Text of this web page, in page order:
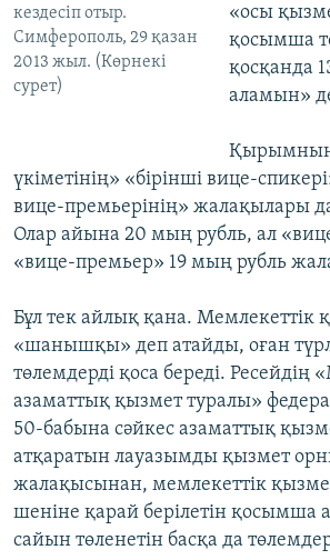
кездесіп отыр.
Симферополь, 29 қазан
2013 жыл. (Көрнекі
сурет)
«осы
қосымша
қосқанда
аламын»
Қырымның
үкіметінің» «бірінші вице-
вице-премьерінің» жалақылары да
Олар айына 20 мың рубль, ал
«вице-премьер» 19 мың рубль
Бұл тек айлық қана. Мемлекеттік
«шанышқы» деп атайды, оған
төлемдерді қоса береді. Ресейдің
азаматтық қызмет туралы»
50-бабына сәйкес азаматтық
атқаратын лауазымды қызмет
жалақысынан, мемлекеттік
шеніне қарай берілетін қосымша
сайын төленетін басқа да